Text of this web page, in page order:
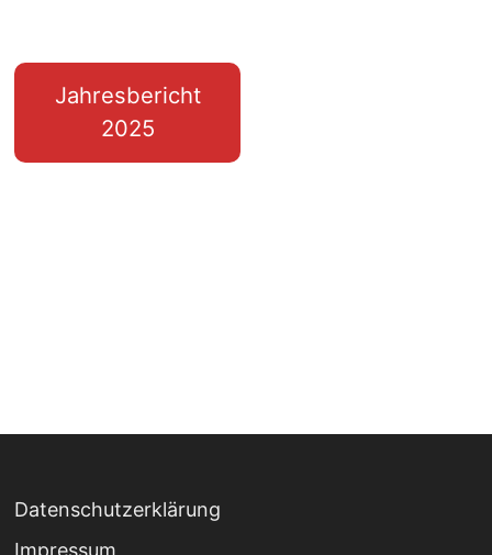
Jahresbericht
2025
Datenschutzerklärung
Impressum